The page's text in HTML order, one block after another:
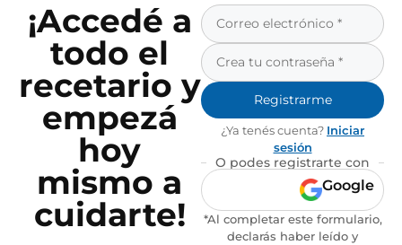
¡Accedé a
todo el
recetario y
empezá
hoy
mismo a
cuidarte!
Registrarme
¿Ya tenés cuenta? Iniciar
sesión
O podes registrarte con
Google
*Al completar este formulario,
declarás haber leído y